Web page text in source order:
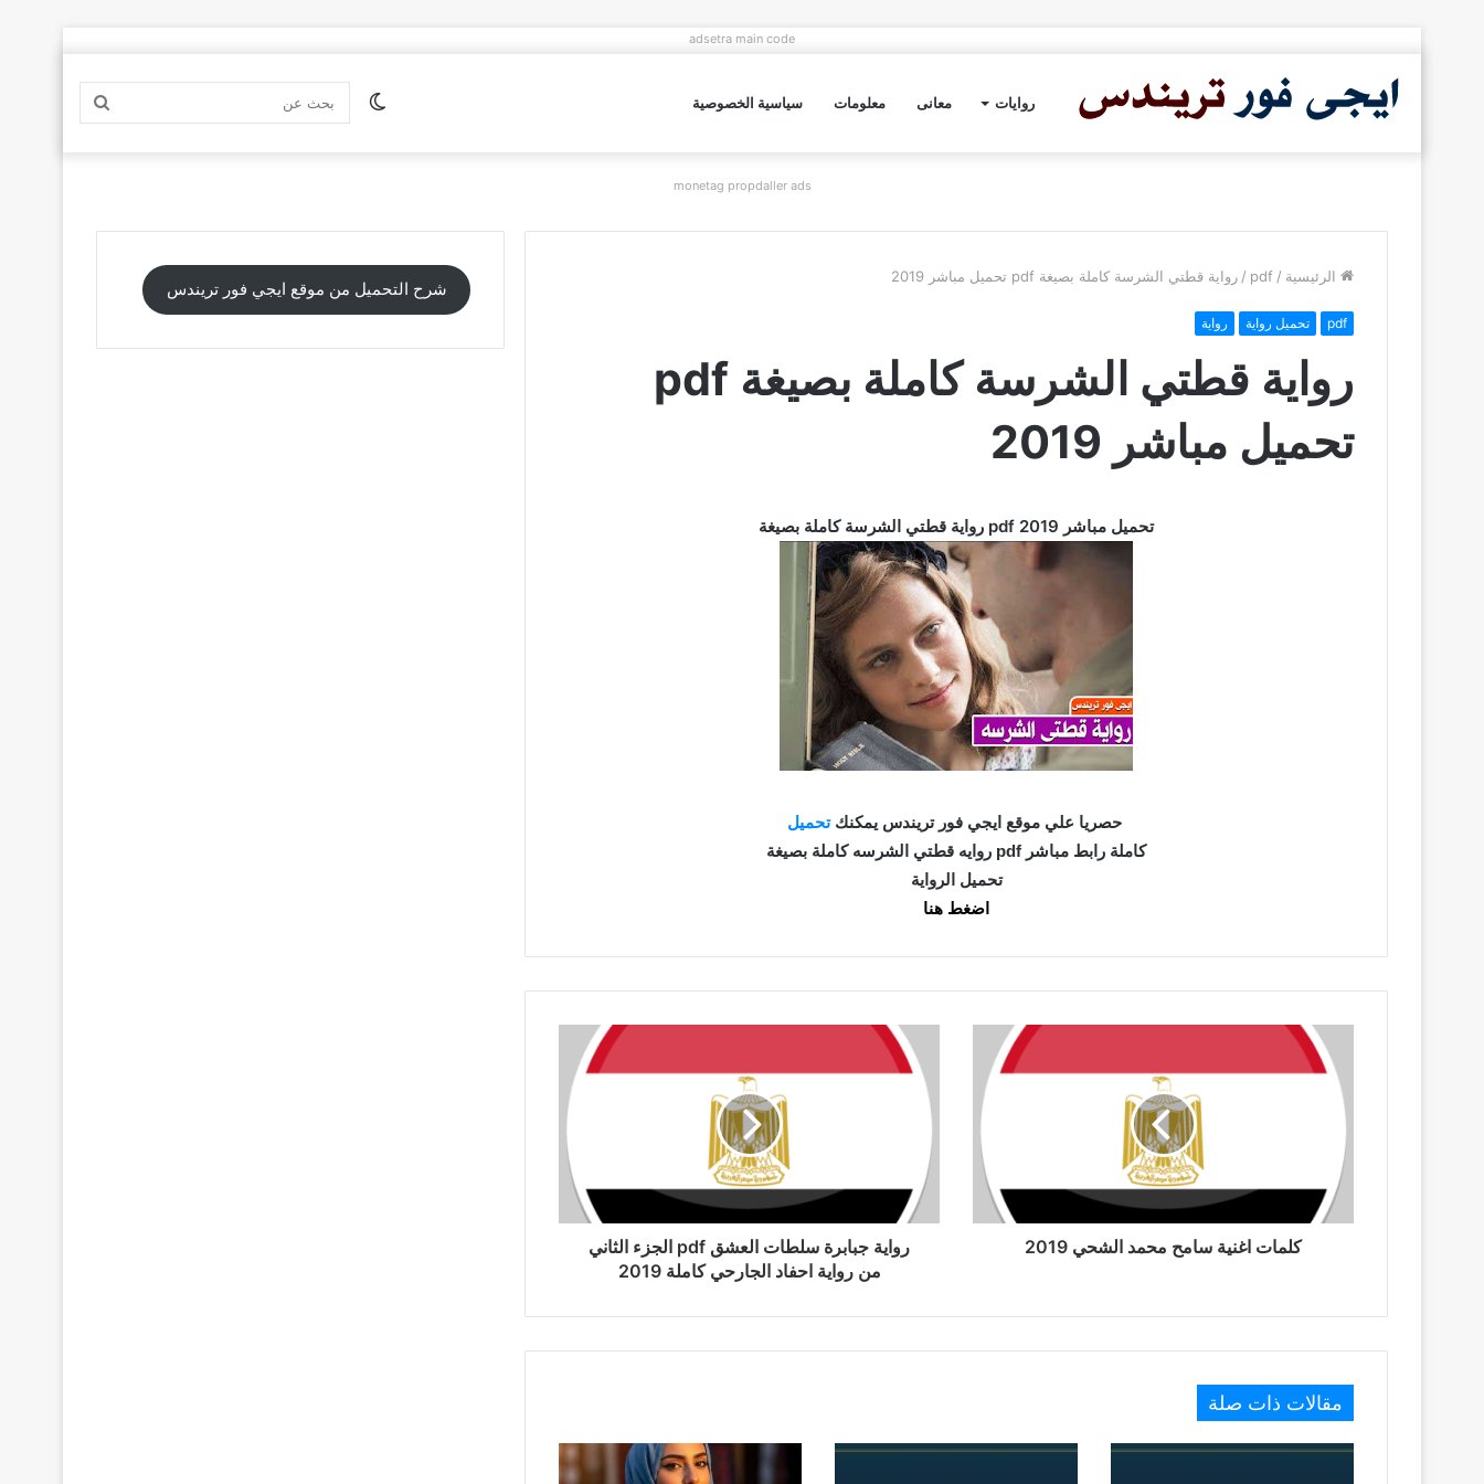
adsetra main code
روايات معانى معلومات سياسية الخصوصية بحث الوضع
monetag propdaller ads
الرئيسية /
pdf
/ رواية قطتي الشرسة كاملة بصيغة pdf تحميل مباشر 2019
pdf تحميل رواية رواية
رواية قطتي الشرسة كاملة بصيغة pdf
تحميل مباشر 2019
رواية قطتي الشرسة كاملة بصيغة pdf تحميل مباشر 2019
حصريا علي موقع ايجي فور تريندس يمكنكتحميل
روايه قطتي الشرسه كاملة بصيغة pdf كاملة رابط مباشر
تحميل الرواية
اضغط هنا
كلمات اغنية سامح محمد الشحي 2019
رواية جبابرة سلطات العشق pdf الجزء الثاني
من رواية احفاد الجارحي كاملة 2019
مقالات ذات صلة
شرح التحميل من موقع ايجي فور تريندس